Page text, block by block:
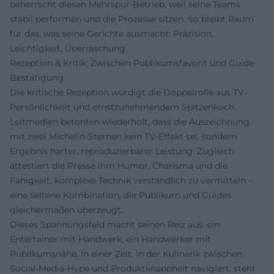
beherrscht diesen Mehrspur-Betrieb, weil seine Teams
stabil performen und die Prozesse sitzen. So bleibt Raum
für das, was seine Gerichte ausmacht: Präzision,
Leichtigkeit, Überraschung.
Rezeption & Kritik: Zwischen Publikumsfavorit und Guide-
Bestätigung
Die kritische Rezeption würdigt die Doppelrolle aus TV-
Persönlichkeit und ernstzunehmendem Spitzenkoch.
Leitmedien betonten wiederholt, dass die Auszeichnung
mit zwei Michelin-Sternen kein TV-Effekt sei, sondern
Ergebnis harter, reproduzierbarer Leistung. Zugleich
attestiert die Presse ihm Humor, Charisma und die
Fähigkeit, komplexe Technik verständlich zu vermitteln –
eine seltene Kombination, die Publikum und Guides
gleichermaßen überzeugt.
Dieses Spannungsfeld macht seinen Reiz aus: ein
Entertainer mit Handwerk, ein Handwerker mit
Publikumsnähe. In einer Zeit, in der Kulinarik zwischen
Social-Media-Hype und Produktknappheit navigiert, steht